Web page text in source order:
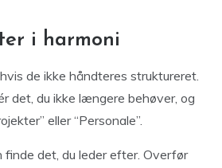
i harmoni
de ikke håndteres struktureret.
det, du ikke længere behøver, og
eller “Personale”.
det, du leder efter. Overfør